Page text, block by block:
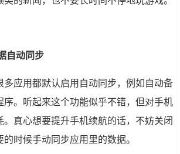
自动同步
多应用都默认启用自动同步，例如自动备
序。听起来这个功能似乎不错，但对手机
。真心想要提升手机续航的话，不妨关闭
时候手动同步应用里的数据。